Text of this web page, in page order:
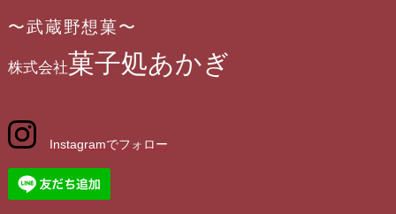
〜武蔵野想菓〜
株式会社菓子処あかぎ
Instagramでフォロー